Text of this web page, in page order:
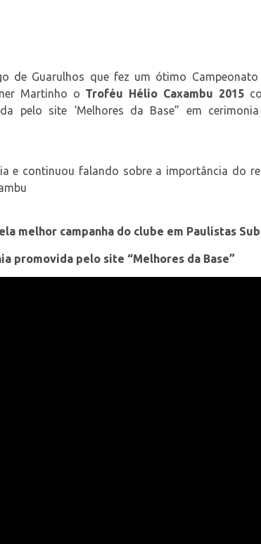
de Guarulhos que fez um ótimo
Martinho o Troféu Hélio Caxambu 2015
pelo site ‘Melhores da Base” em
e continuou falando sobre a importância do
melhor campanha do clube em Paulistas
promovida pelo site “Melhores da Base”